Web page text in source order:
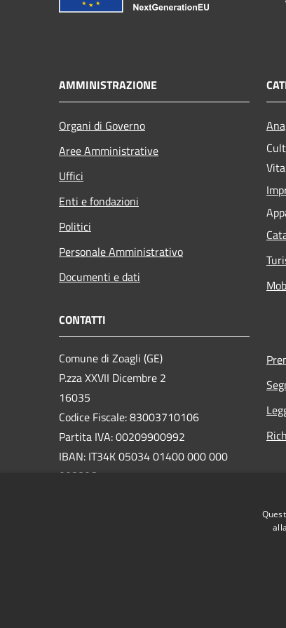
AMMINISTRAZIONE
Organi di Governo
Aree Amministrative
Uffici
Enti e fondazioni
Politici
Personale Amministrativo
Documenti e dati
CONTATTI
Comune di Zoagli (GE)
P.zza XXVII Dicembre 2
16035
Codice Fiscale: 83003710106
Partita IVA: 00209900992
IBAN: IT34K 05034 01400 000 000
008806